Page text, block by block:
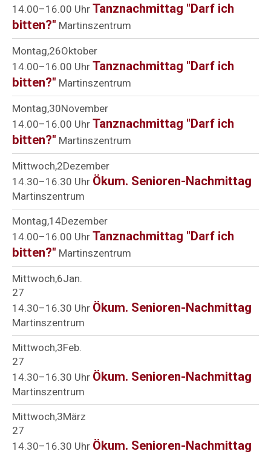
14.00–16.00 Uhr Tanznachmittag "Darf ich
bitten?" Martinszentrum
Montag 26Oktober
14.00–16.00 Uhr Tanznachmittag "Darf ich
bitten?" Martinszentrum
Montag 30November
14.00–16.00 Uhr Tanznachmittag "Darf ich
bitten?" Martinszentrum
Mittwoch 2Dezember
14.30–16.30 Uhr Ökum. Senioren-Nachmittag
Martinszentrum
Montag 14Dezember
14.00–16.00 Uhr Tanznachmittag "Darf ich
bitten?" Martinszentrum
Mittwoch 6Jan.
27
14.30–16.30 Uhr Ökum. Senioren-Nachmittag
Martinszentrum
Mittwoch 3Feb.
27
14.30–16.30 Uhr Ökum. Senioren-Nachmittag
Martinszentrum
Mittwoch 3März
27
14.30–16.30 Uhr Ökum. Senioren-Nachmittag